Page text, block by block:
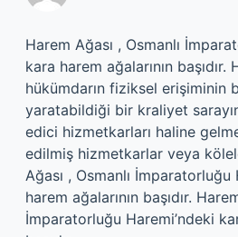
Harem Ağası , Osmanlı
kara harem ağalarının başıdır.
hükümdarın fiziksel erişiminin
yaratabildiği bir kraliyet
edici hizmetkarları haline
edilmiş hizmetkarlar veya
Ağası , Osmanlı İmparatorluğu
harem ağalarının başıdır.
İmparatorluğu Haremi’ndeki